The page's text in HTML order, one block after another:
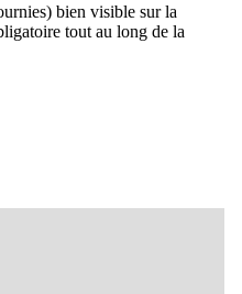
bien visible sur la
tout au long de la